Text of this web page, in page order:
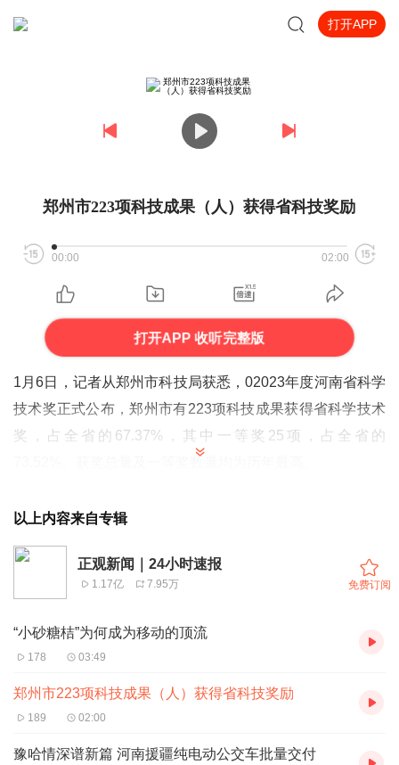
打开APP
郑州市223项科技成果（人）获得省科技奖励
00:00 02:00
打开APP 收听完整版
1月6日，记者从郑州市科技局获悉，02023年度河南省科学
技术奖正式公布，郑州市有223项科技成果获得省科学技术
奖，占全省的67.37%，其中一等奖25项，占全省的
献奖，宋昊永教授被授予河南省科学技术合作奖；郑州大
学“银硫团簇材料定向制备与功能化”等15项科技成果被授予
河南省自然科学奖，其中一等奖3项、二等奖7项、三等奖5
项；郑州轻工业大学“‘人—机—环境’共融的高端装备数字孪
生关键技术与应用”等11项科技成果被授予河南省技术发明
奖，其中一等奖1项、二等奖7项、三等奖3项；中国电子科
键技术及应用”等195项科技成果被授予河南省科技进步奖，
在我市获省自然科学、技术发明、科技进步奖三大奖221项
以上内容来自专辑
正观新闻｜24小时速报
1.17亿 7.95万 免费订阅
“小砂糖桔”为何成为移动的顶流
178 03:49
郑州市223项科技成果（人）获得省科技奖励
189 02:00
豫哈情深谱新篇 河南援疆纯电动公交车批量交付